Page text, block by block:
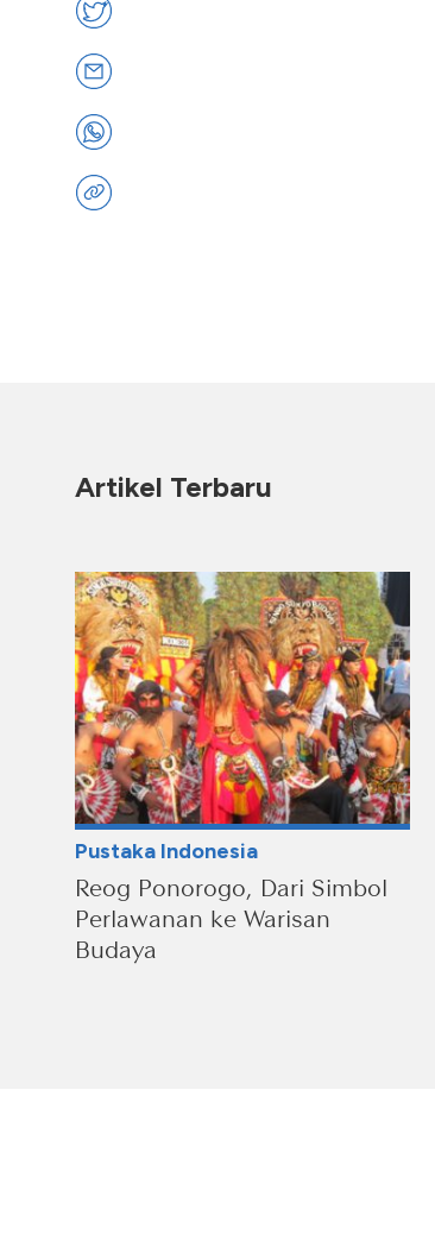
Artikel Terbaru
Pustaka Indonesia
Reog Ponorogo, Dari Simbol
Perlawanan ke Warisan
Budaya